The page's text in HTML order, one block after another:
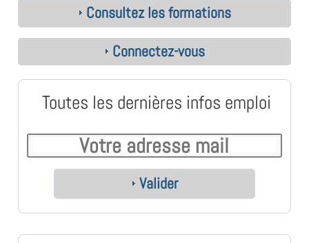
Consultez les formations
Connectez-vous
Toutes les dernières infos emploi
Valider